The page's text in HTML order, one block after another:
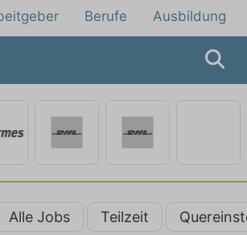
Berufe Ausbildung
Alle Jobs Teilzeit